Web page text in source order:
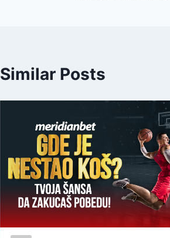
Similar Posts